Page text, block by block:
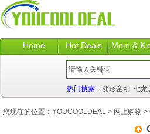
Home Hot Deals Mom &
热门搜索： 变形金刚 七龙
您现在的位置： YOUCOOLDEAL > 网上购物 >